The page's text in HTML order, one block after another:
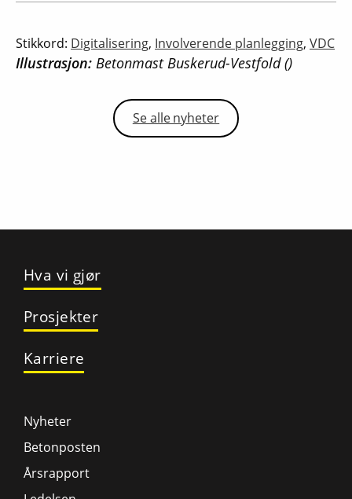
Stikkord: Digitalisering, Involverende planlegging, VDC
Illustrasjon: Betonmast Buskerud-Vestfold ()
Se alle nyheter
Hva vi gjør
Prosjekter
Karriere
Nyheter
Betonposten
Årsrapport